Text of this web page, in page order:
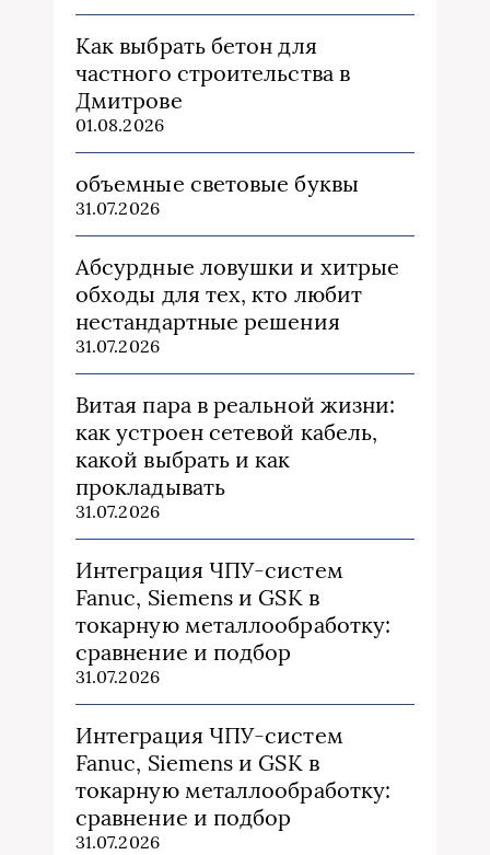
Как выбрать бетон для
частного строительства в
Дмитрове
01.08.2026
объемные световые буквы
31.07.2026
Абсурдные ловушки и хитрые
обходы для тех, кто любит
нестандартные решения
31.07.2026
Витая пара в реальной жизни:
как устроен сетевой кабель,
какой выбрать и как
прокладывать
31.07.2026
Интеграция ЧПУ-систем
Fanuc, Siemens и GSK в
токарную металлообработку:
сравнение и подбор
31.07.2026
Интеграция ЧПУ-систем
Fanuc, Siemens и GSK в
токарную металлообработку:
сравнение и подбор
31.07.2026